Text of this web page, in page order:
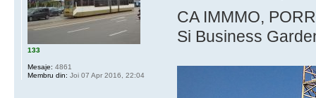
CA IMMMO,
Si Business
133
Mesaje: 4861
Membru din: Joi 07 Apr 2016, 22:04